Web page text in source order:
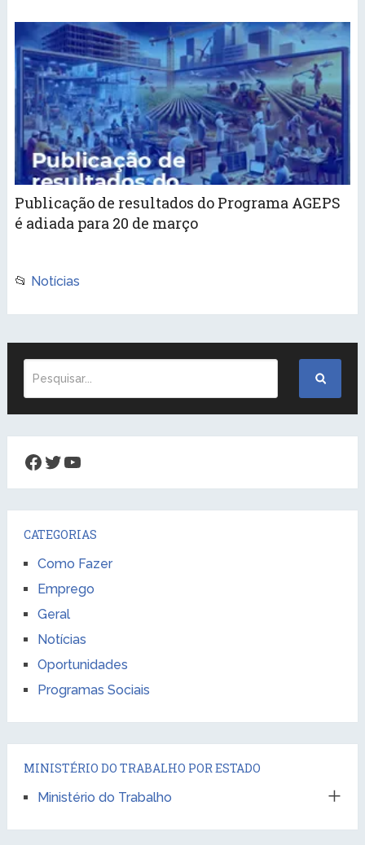
Publicação de resultados do Programa AGEPS
é adiada para 20 de março
📂 Notícias
Facebook
Twitter
Youtube
CATEGORIAS
Como Fazer
Emprego
Geral
Notícias
Oportunidades
Programas Sociais
MINISTÉRIO DO TRABALHO POR ESTADO
Ministério do Trabalho